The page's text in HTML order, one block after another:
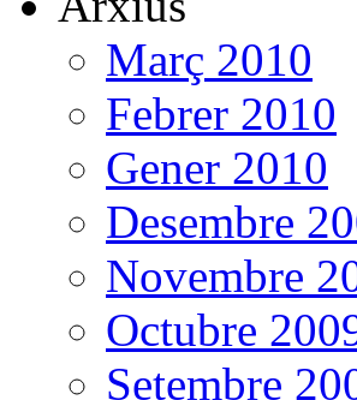
Març 2010
Febrer 2010
Gener 2010
Desembre
Novembre
Octubre
Setembre